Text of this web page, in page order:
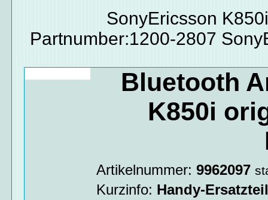
SonyEricsson
Partnumber:1200-2807
Bluetooth
K850i
Artikelnummer:9962097
Kurzinfo: Handy-